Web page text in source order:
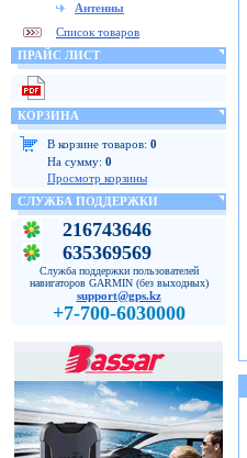
Антенны
Список товаров
ПРАЙС ЛИСТ
КОРЗИНА
В корзине товаров: 0
На сумму: 0
Просмотр корзины
СЛУЖБА ПОДДЕРЖКИ
216743646
635369569
Служба поддержки пользователей
навигаторов GARMIN (без выходных)
support@gps.kz
+7-700-6030000